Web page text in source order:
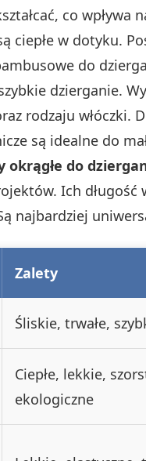
co
ciepłe w dotyku.
do
dzierganie.
rodzaju włóczki.
są idealne do
okrągłe do
Ich
najbardziej
Zalety
Śliskie, trwałe,
Ciepłe, lekkie,
ekologiczne